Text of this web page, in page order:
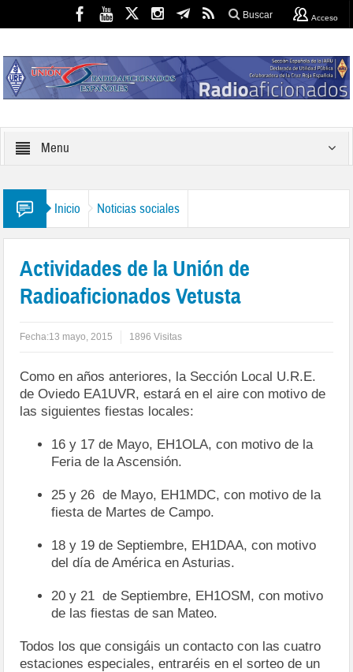
Buscar Acceso
Menu
Inicio Noticias sociales
Actividades de la Unión de
Radioaficionados Vetusta
Fecha:13 mayo, 2015 1896 Visitas
Como en años anteriores, la Sección Local U.R.E.
de Oviedo EA1UVR, estará en el aire con motivo de
las siguientes fiestas locales:
16 y 17 de Mayo, EH1OLA, con motivo de la
Feria de la Ascensión.
25 y 26 de Mayo, EH1MDC, con motivo de la
fiesta de Martes de Campo.
18 y 19 de Septiembre, EH1DAA, con motivo
del día de América en Asturias.
20 y 21 de Septiembre, EH1OSM, con motivo
de las fiestas de san Mateo.
Todos los que consigáis un contacto con las cuatro
estaciones especiales, entraréis en el sorteo de un